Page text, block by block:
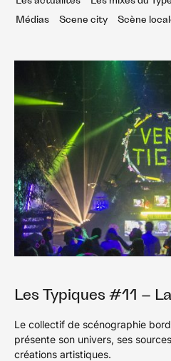
Médias
Scene city Scène
Les Typiques #11 –
Le collectif de scénographie
présente son univers, ses
créations artistiques.